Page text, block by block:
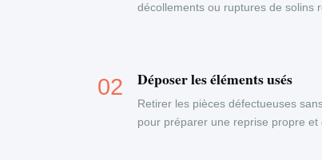
décollements ou ruptures de solins
Déposer les éléments usés
Retirer les pièces défectueuses
pour préparer une reprise propre et